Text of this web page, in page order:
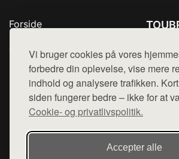
Vi bruger cookies på vores
forbedre din oplevelse, vise mere
indhold og analysere trafikken.
siden fungerer bedre – ikke for at
Cookie- og privatlivspolitik.
Accepter alle
Forside
Top Rabatter
Blog
Kontakt
Mail:
Denne side er en del af want.dk, der